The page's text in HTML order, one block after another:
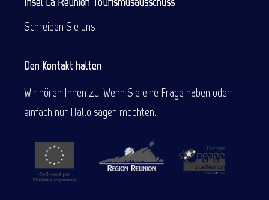
Schreiben Sie uns
Den Kontakt halten
Wir hören Ihnen zu. Wenn Sie eine Frage haben oder
einfach nur Hallo sagen möchten.